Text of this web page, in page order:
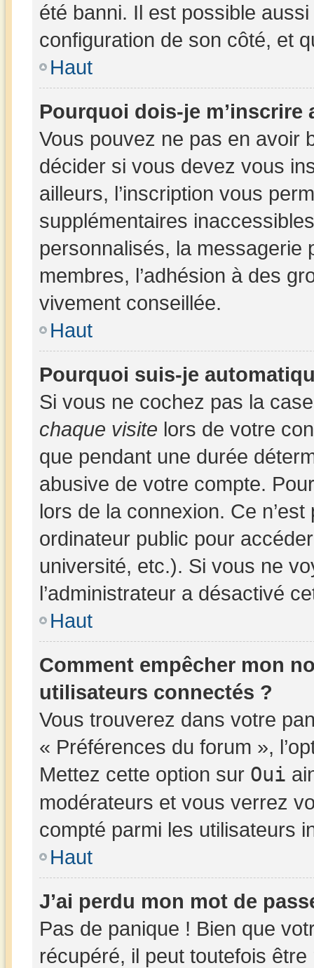
été banni. Il est possible
configuration de son côté, et
Haut
Pourquoi dois-je m’inscrire
Vous pouvez ne pas en avoir
décider si vous devez vous
ailleurs, l’inscription vous
supplémentaires
personnalisés, la messagerie
membres, l’adhésion à des
vivement conseillée.
Haut
Pourquoi suis-je
Si vous ne cochez pas la
chaque visite lors de votre
que pendant une durée
abusive de votre compte.
lors de la connexion. Ce
ordinateur public pour
université, etc.). Si vous ne
l’administrateur a désactivé
Haut
Comment empêcher mon
utilisateurs connectés ?
Vous trouverez dans votre
« Préférences du forum »,
Mettez cette option sur Oui
modérateurs et vous verrez
compté parmi les utilisateurs
Haut
J’ai perdu mon mot de
Pas de panique ! Bien que
récupéré, il peut toutefois